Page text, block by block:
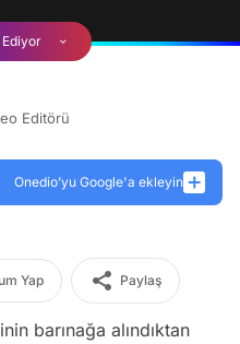
Editörü
Onedio’yu Google'a ekleyin
Yap Paylaş
barınağa alındıktan